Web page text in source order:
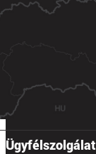
Ügyfélszolgálat